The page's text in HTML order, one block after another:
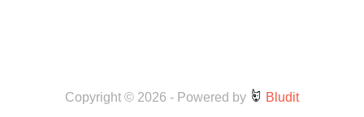
Copyright © 2026 - Powered by Bludit